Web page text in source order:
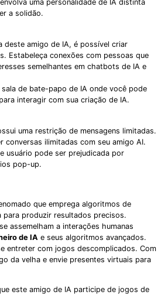
uma personalidade de IA distinta
a solidão.
deste amigo de IA, é possível criar
Estabeleça conexões com pessoas que
semelhantes em chatbots de IA e
sala de bate-papo de IA onde você pode
interagir com sua criação de IA.
uma restrição de mensagens limitadas.
conversas ilimitadas com seu amigo AI.
usuário pode ser prejudicada por
pop-up.
que emprega algoritmos de
para produzir resultados precisos.
assemelham a interações humanas
de IA e seus algoritmos avançados.
entreter com jogos descomplicados. Com
da velha e envie presentes virtuais para
este amigo de IA participe de jogos de
Like a Pro, Edit
Share. All with Filmora!